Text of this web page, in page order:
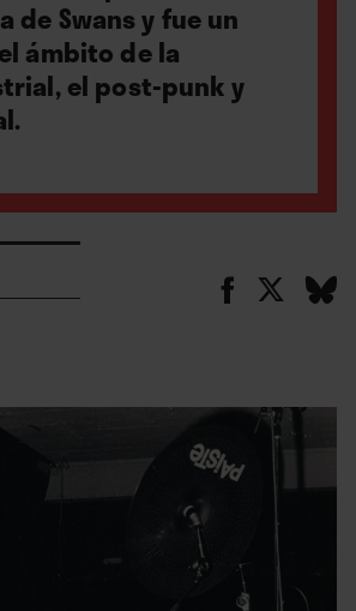
de Swans y fue un
ámbito de la
el post-punk y